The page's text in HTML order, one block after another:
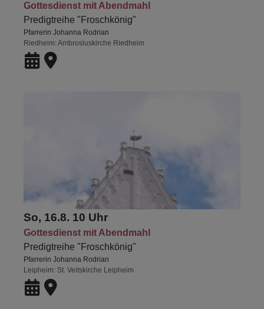
Gottesdienst mit Abendmahl
Predigtreihe "Froschkönig"
Pfarrerin Johanna Rodrian
Riedheim Ambrosiuskirche Riedheim
So, 16.8. 10 Uhr
Gottesdienst mit Abendmahl
Predigtreihe "Froschkönig"
Pfarrerin Johanna Rodrian
Leipheim St. Veitskirche Leipheim